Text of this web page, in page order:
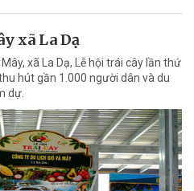
xã La Dạ
xã La Dạ, Lễ hội trái cây lần thứ
hút gần 1.000 người dân và du
dự.